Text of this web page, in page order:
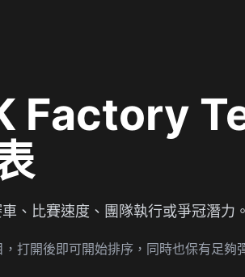
Factory
、比賽速度、團隊執行或爭冠潛力。
打開後即可開始排序，同時也保有足夠